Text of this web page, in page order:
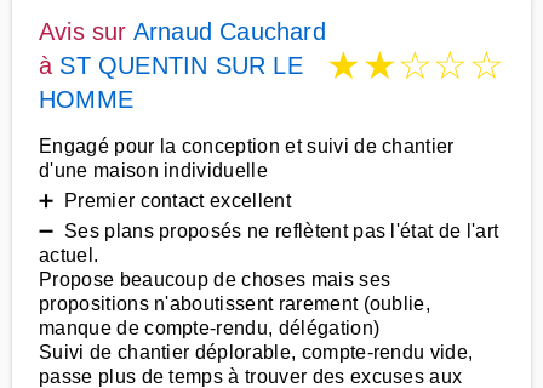
Avis sur Arnaud Cauchard
à ST QUENTIN SUR LE
HOMME
★★☆☆☆
Engagé pour la conception et suivi de chantier
d'une maison individuelle
➕ Premier contact excellent
➖ Ses plans proposés ne reflètent pas l'état de l'art
actuel.
Propose beaucoup de choses mais ses
propositions n'aboutissent rarement (oublie,
manque de compte-rendu, délégation)
Suivi de chantier déplorable, compte-rendu vide,
passe plus de temps à trouver des excuses aux